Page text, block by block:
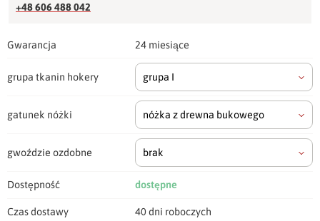
+48 606 488 042
Gwarancja 24 miesiące
grupa tkanin hokery grupa I
gatunek nóżki nóżka z drewna bukowego
gwoździe ozdobne brak
Dostępność dostępne
Czas dostawy 40 dni roboczych